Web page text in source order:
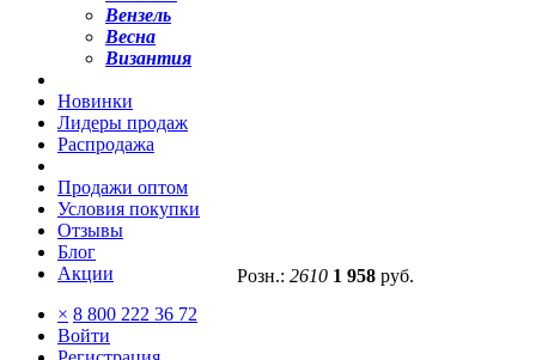
Розн.: 2610 1 958 руб.
Вензель
Весна
Византия
Новинки
Лидеры продаж
Распродажа
Продажи оптом
Условия покупки
Отзывы
Блог
Акции
× 8 800 222 36 72
Войти